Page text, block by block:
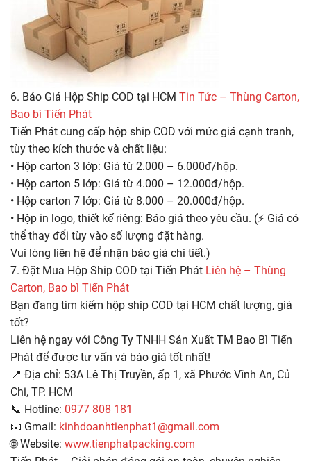
6. Báo Giá Hộp Ship COD tại HCM Tin Tức – Thùng Carton,
Bao bì Tiến Phát
Tiến Phát cung cấp hộp ship COD với mức giá cạnh tranh,
tùy theo kích thước và chất liệu:
• Hộp carton 3 lớp: Giá từ 2.000 – 6.000đ/hộp.
• Hộp carton 5 lớp: Giá từ 4.000 – 12.000đ/hộp.
• Hộp carton 7 lớp: Giá từ 8.000 – 20.000đ/hộp.
• Hộp in logo, thiết kế riêng: Báo giá theo yêu cầu. (⚡ Giá có
thể thay đổi tùy vào số lượng đặt hàng.
Vui lòng liên hệ để nhận báo giá chi tiết.)
7. Đặt Mua Hộp Ship COD tại Tiến Phát Liên hệ – Thùng
Carton, Bao bì Tiến Phát
Bạn đang tìm kiếm hộp ship COD tại HCM chất lượng, giá
tốt?
Liên hệ ngay với Công Ty TNHH Sản Xuất TM Bao Bì Tiến
Phát để được tư vấn và báo giá tốt nhất!
📍 Địa chỉ: 53A Lê Thị Truyền, ấp 1, xã Phước Vĩnh An, Củ
Chi, TP. HCM
📞 Hotline: 0977 808 181
📧 Gmail: kinhdoanhtienphat1@gmail.com
🌐Website: www.tienphatpacking.com